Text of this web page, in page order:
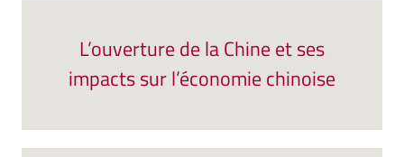
L’ouverture de la Chine et ses
impacts sur l’économie chinoise